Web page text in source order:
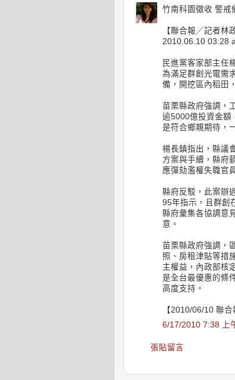
竹南科園徵收 警戒
【聯合報╱記者林
2010.06.10 03:28
民進黨客家部主任
為滿足群創光電需
備，開挖區內稻田
苗栗縣政府強調，
逾5000億投資金額
是符合鄉親期待，
楊長鎮指出，縣議
方案與手續，縣府
應彈劾濫權失職官
縣府反駁，此案辦
95年指示，且群創
縣府彙集各協調意
意。
苗栗縣政府強調，
照、房租津貼等措
主權益，內政部核
是全台最優惠的條
高度支持。
【2010/06/10 聯
6/17/2010 7:38 上
張貼留言